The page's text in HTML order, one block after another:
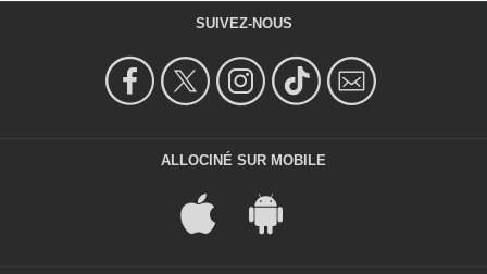
SUIVEZ-NOUS
ALLOCINÉ SUR MOBILE